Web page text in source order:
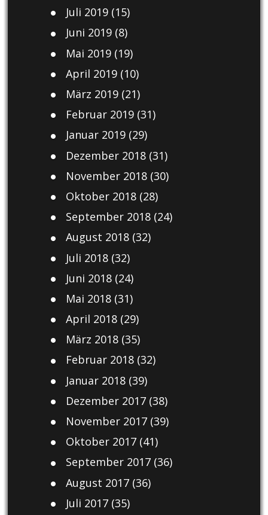
Juli 2019(15)
Juni 2019(8)
Mai 2019(19)
April 2019(10)
März 2019(21)
Februar 2019(31)
Januar 2019(29)
Dezember 2018(31)
November 2018(30)
Oktober 2018(28)
September 2018(24)
August 2018(32)
Juli 2018(32)
Juni 2018(24)
Mai 2018(31)
April 2018(29)
März 2018(35)
Februar 2018(32)
Januar 2018(39)
Dezember 2017(38)
November 2017(39)
Oktober 2017(41)
September 2017(36)
August 2017(36)
Juli 2017(35)